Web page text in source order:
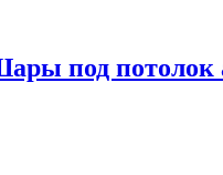
под потолок